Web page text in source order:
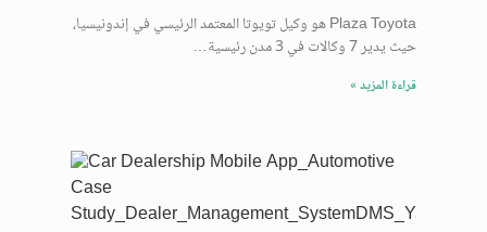
Plaza Toyota هو وكيل تويوتا المعتمد الرئيسي في إندونيسيا،
حيث يدير 7 وكالات في 3 مدن رئيسية…
قراءة المزيد »